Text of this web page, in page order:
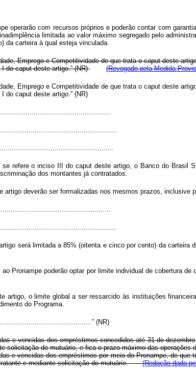
operarão com recursos próprios e poderão contar com
limitada ao valor máximo segregado pelo
da carteira à qual esteja vinculada.
Emprego e Competitividade de que trata ocaputdeste
I docaputdeste artigo.” (NR) (Revogado pela Medida
Emprego e Competitividade de que trata ocaput deste
I do caput deste artigo.” (NR)
se refere o inciso III docaput deste artigo, o Banco do Brasil
dos montantes já contratados.
artigo deverão ser formalizadas nos mesmos prazos, inclusive
será limitada a 85% (oitenta e cinco por cento) da
Pronampe poderão optar por limite individual de cobertura
artigo, o limite global a ser ressarcido às instituições
do Programa.
(NR)
e vencidas dos empréstimos concedidos até 31 de
solicitação do mutuário, e fica o prazo máximo das
e vencidas dos empréstimos por meio do Pronampe, de que
e mediante solicitação do mutuário.(Redação dada